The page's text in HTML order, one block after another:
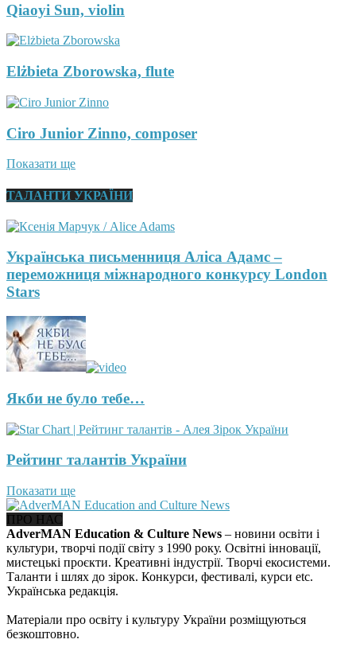
Qiaoyi Sun, violin
Elżbieta Zborowska, flute
Ciro Junior Zinno, composer
Показати ще
ТАЛАНТИ УКРАЇНИ
Українська письменниця Аліса Адамс –
переможниця міжнародного конкурсу London
Stars
Якби не було тебе…
Рейтинг талантів України
Показати ще
ПРО НАС
AdverMAN Education & Culture News – новини освіти і
культури, творчі події світу з 1990 року. Освітні інновації,
мистецькі проєкти. Креативні індустрії. Творчі екосистеми.
Таланти і шлях до зірок. Конкурси, фестивалі, курси etc.
Українська редакція.
Матеріали про освіту і культуру України розміщуються
безкоштовно.